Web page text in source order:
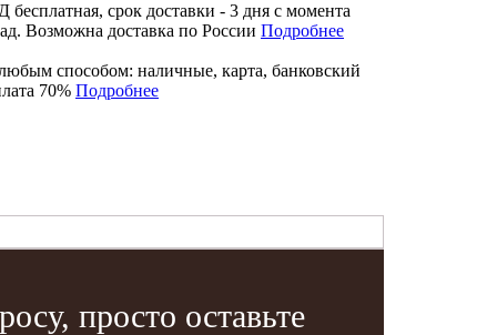
срок доставки - 3 дня с момента
Возможна доставка по России Подробнее
способом: наличные, карта, банковский
70% Подробнее
просто оставьте